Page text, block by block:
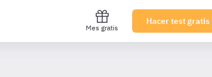
Mes gratis
Hacer test gratis